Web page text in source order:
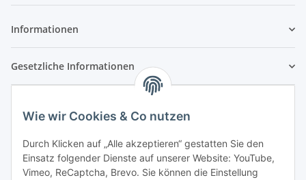
Wie wir Cookies & Co nutzen
Durch Klicken auf „Alle akzeptieren“ gestatten Sie den
Einsatz folgender Dienste auf unserer Website: YouTube,
Vimeo, ReCaptcha, Brevo. Sie können die Einstellung
Informationen
Gesetzliche Informationen